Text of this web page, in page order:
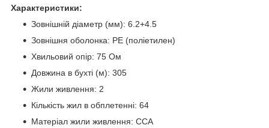
Характеристики:
Зовнішній діаметр (мм): 6.2+4.5
Зовнішня оболонка: PE (поліетилен)
Хвильовий опір: 75 Ом
Довжина в бухті (м): 305
Жили живлення: 2
Кількість жил в обплетенні: 64
Матеріал жили живлення: CCA